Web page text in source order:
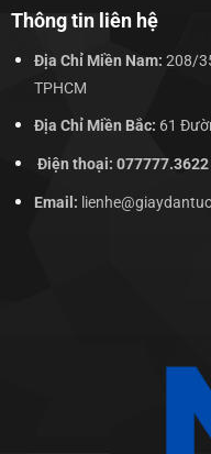
Thông tin liên hệ
Địa Chỉ Miền Nam: 208/
TPHCM
Địa Chỉ Miền Bắc: 61
Điện thoại: 077777.3622
Email: